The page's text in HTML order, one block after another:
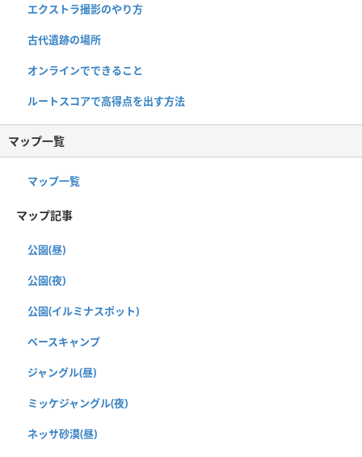
エクストラ撮影のやり方
古代遺跡の場所
オンラインでできること
ルートスコアで高得点を出す方法
マップ一覧
マップ一覧
マップ記事
公園(昼)
公園(夜)
公園(イルミナスポット)
ベースキャンプ
ジャングル(昼)
ミッケジャングル(夜)
ネッサ砂漠(昼)